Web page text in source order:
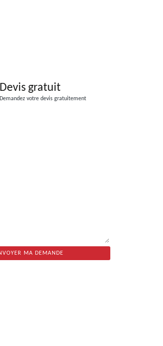
Devis gratuit
Demandez votre devis gratuitement